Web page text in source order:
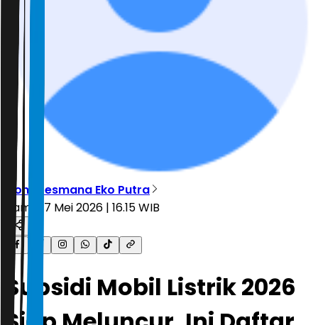
Dony Lesmana Eko Putra
Kamis, 7 Mei 2026 | 16.15 WIB
Subsidi Mobil Listrik 2026